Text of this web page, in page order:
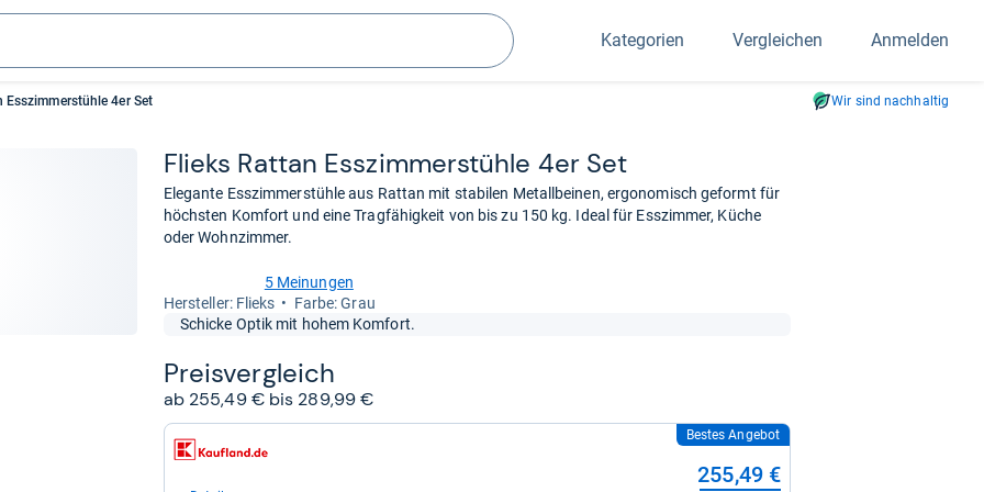
Suchen
Kategorien Vergleichen Anmelden
Esszimmerstühle 4er Set Wir sind nachhaltig
Flieks Rat­tan Ess­zim­mer­stühle 4er Set
Elegante Esszimmerstühle aus Rattan mit stabilen Metallbeinen, ergonomisch geformt für
höchsten Komfort und eine Tragfähigkeit von bis zu 150 kg. Ideal für Esszimmer, Küche
oder Wohnzimmer.
von
5 Meinungen
Her­stel­ler: Flieks
Farbe: Grau
Schicke Optik mit hohem Komfort.
Preis­ver­gleich
ab 255,49 € bis 289,99 €
zum
Shop:
Bestes Angebot
255,49 €